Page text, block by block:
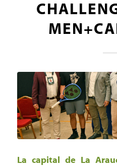
La capital de La